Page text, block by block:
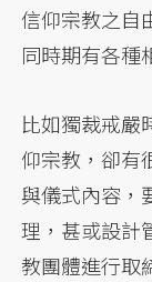
信仰宗教之自
同時期有各種
比如獨裁戒嚴
仰宗教，卻有
與儀式內容，
理，甚或設計
教團體進行取